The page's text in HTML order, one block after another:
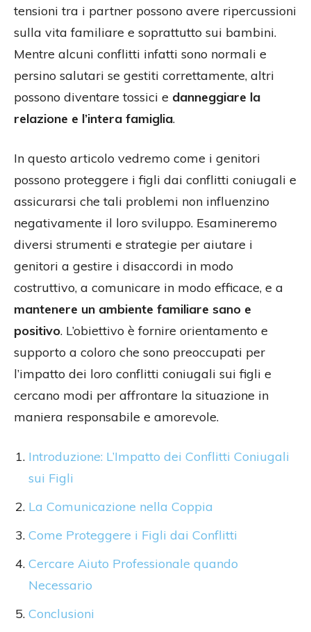
tensioni tra i partner possono avere ripercussioni
sulla vita familiare e soprattutto sui bambini.
Mentre alcuni conflitti infatti sono normali e
persino salutari se gestiti correttamente, altri
possono diventare tossici e danneggiare la
relazione e l’intera famiglia.
In questo articolo vedremo come i genitori
possono proteggere i figli dai conflitti coniugali e
assicurarsi che tali problemi non influenzino
negativamente il loro sviluppo. Esamineremo
diversi strumenti e strategie per aiutare i
genitori a gestire i disaccordi in modo
costruttivo, a comunicare in modo efficace, e a
mantenere un ambiente familiare sano e
positivo. L’obiettivo è fornire orientamento e
supporto a coloro che sono preoccupati per
l’impatto dei loro conflitti coniugali sui figli e
cercano modi per affrontare la situazione in
maniera responsabile e amorevole.
Introduzione: L’Impatto dei Conflitti Coniugali
sui Figli
La Comunicazione nella Coppia
Come Proteggere i Figli dai Conflitti
Cercare Aiuto Professionale quando
Necessario
Conclusioni